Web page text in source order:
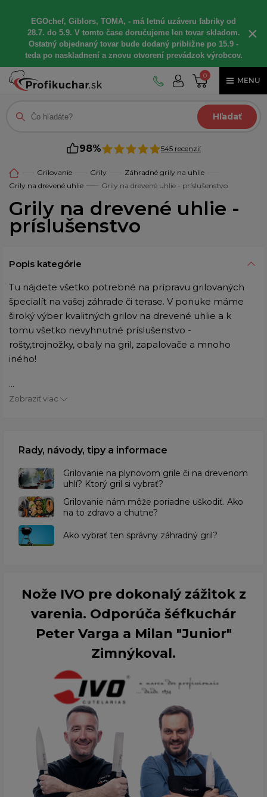
EGOchef, Giblors, TOMA, - má letnú uzáveru fabriky od
28.7. do 5.9. V tomto čase doručujeme len tovar skladom.
Ostatný objednaný tovar bude dodaný približne po 15.9 -
teda po naskladnení a znovu otvorení prevádzok výrobcov.
×
0
MENU
Hľadať
98% 545 recenzií
Grilovanie Grily
Záhradné grily na uhlie
Grily na drevené uhlie
Grily na drevené uhlie - príslušenstvo
Grily na drevené uhlie -
príslušenstvo
Popis kategórie
Tu nájdete všetko potrebné na prípravu grilovaných
špecialít na vašej záhrade či terase. V ponuke máme
široký výber kvalitných grilov na drevené uhlie a k
tomu všetko nevyhnutné príslušenstvo -
rošty,trojnožky, obaly na gril, zapalovače a mnoho
iného!
...
Zobraziť viac
Rady, návody, tipy a informace
Grilovanie na plynovom grile či na drevenom
uhlí? Ktorý gril si vybrať?
Grilovanie nám môže poriadne uškodiť. Ako
na to zdravo a chutne?
Ako vybrať ten správny záhradný gril?
Nože IVO pre dokonalý zážitok z
varenia. Odporúča šéfkuchár
Peter Varga a Milan "Junior"
Zimnýkoval.